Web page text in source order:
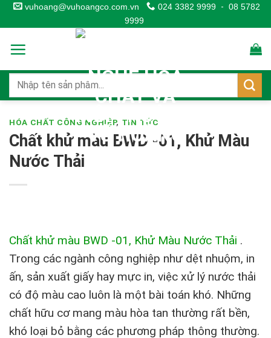
Skip
to
content
vuhoang@vuhoangco.com.vn 024 3382 9999 - 08 5782
9999
HÓA CHẤT CÔNG NGHIỆP, TIN TỨC
Chất khử màu BWD -01, Khử Màu
Nước Thải
Chất khử màu BWD -01, Khử Màu Nước Thải .
Trong các ngành công nghiệp như dệt nhuộm, in
ấn, sản xuất giấy hay mực in, việc xử lý nước thải
có độ màu cao luôn là một bài toán khó. Những
chất hữu cơ mang màu hòa tan thường rất bền,
khó loại bỏ bằng các phương pháp thông thường.